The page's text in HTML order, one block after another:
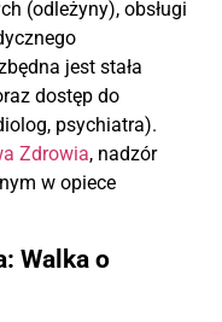
(odleżyny), obsługi
jest stała
dostęp do
psychiatra).
Zdrowia, nadzór
w opiece
Walka o